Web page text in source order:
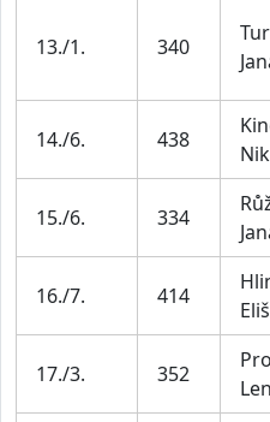
13./1. 340
14./6. 438
15./6. 334
16./7. 414
17./3. 352